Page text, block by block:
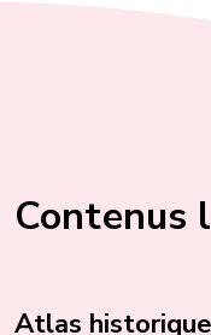
Contenus
Atlas historique